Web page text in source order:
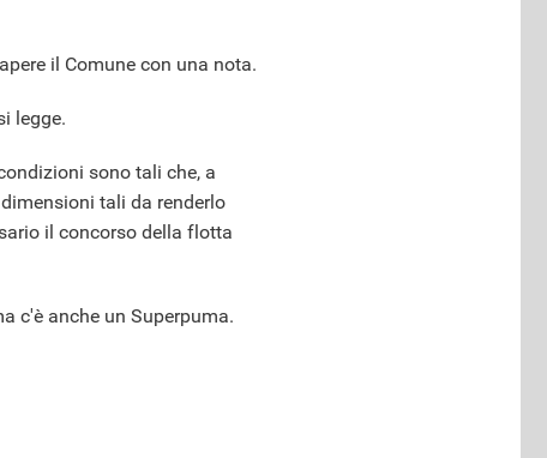
il Comune con una nota.
legge.
sono tali che, a
tali da renderlo
il concorso della flotta
c'è anche un Superpuma.